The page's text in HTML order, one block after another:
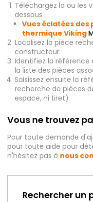
Téléchargez la ou les
dessous :
Vues éclatées des
thermique Viking
Localisez la pièce
constructeur
Identifiez la référence
la liste des pièces
Saisissez ensuite la
recherche de pièces
espace, ni tiret)
Vous ne trouvez
Pour toute demande
pour toute aide pour
n'hésitez pas à nous
Rechercher un